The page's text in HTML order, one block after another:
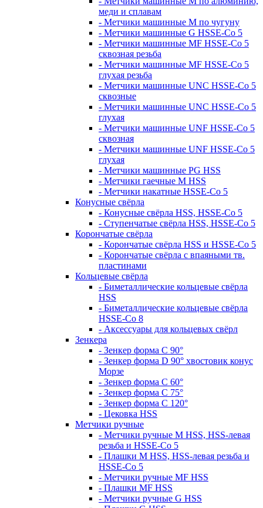
меди и сплавам
- Метчики машинные M по чугуну
- Метчики машинные G HSSE-Co 5
- Метчики машинные MF HSSE-Co 5
сквозная резьба
- Метчики машинные MF HSSE-Co 5
глухая резьба
- Метчики машинные UNC HSSE-Co 5
сквозные
- Метчики машинные UNC HSSE-Co 5
глухая
- Метчики машинные UNF HSSE-Co 5
сквозная
- Метчики машинные UNF HSSE-Co 5
глухая
- Метчики машинные PG HSS
- Метчики гаечные M HSS
- Метчики накатные HSSE-Co 5
Конусные свёрла
- Конусные свёрла HSS, HSSE-Co 5
- Ступенчатые свёрла HSS, HSSE-Co 5
Корончатые свёрла
- Корончатые свёрла HSS и HSSE-Co 5
- Корончатые свёрла с впаяными тв.
пластинами
Кольцевые свёрла
- Биметаллические кольцевые свёрла
HSS
- Биметаллические кольцевые свёрла
HSSE-Co 8
- Аксессуары для кольцевых свёрл
Зенкера
- Зенкер форма С 90°
- Зенкер форма D 90° хвостовик конус
Морзе
- Зенкер форма С 60°
- Зенкер форма С 75°
- Зенкер форма С 120°
- Цековка HSS
Метчики ручные
- Метчики ручные M HSS, HSS-левая
резьба и HSSE-Co 5
- Плашки M HSS, HSS-левая резьба и
HSSE-Co 5
- Метчики ручные MF HSS
- Плашки MF HSS
- Метчики ручные G HSS